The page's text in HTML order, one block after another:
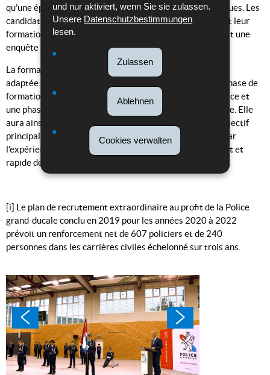
und nur aktiviert, wenn Sie sie zulassen.
Unsere Datenschutzbestimmungen
lesen.
Zulassen
Ablehnen
Cookies verwalten
qu’une épreuve sportive ou encore des tests psychologiques. Les
candidats ayant réussi les épreuves spéciales débuteront leur
formation en printemps 2021 après un examen médical et une
enquête de moralité.
La formation des futurs policiers et policières a aussi été
adaptée. Concrètement, elle durera deux ans, avec une phase de
formation policière théorique et pratique à l’Ecole de Police et
une phase d’initiation pratique auprès des unités de Police. Elle
aura ainsi une forte orientation pratique, avec comme objectif
principal une assimilation rapide des acquis théoriques par
l’expérience pratique, et permettra un renfort conséquent et
rapide des unités.
[i] Le plan de recrutement extraordinaire au profit de la Police
grand-ducale conclu en 2019 pour les années 2020 à 2022
prévoit un renforcement net de 607 policiers et de 240
personnes dans les carrières civiles échelonné sur trois ans.